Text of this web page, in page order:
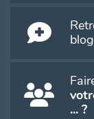
blog
... ?